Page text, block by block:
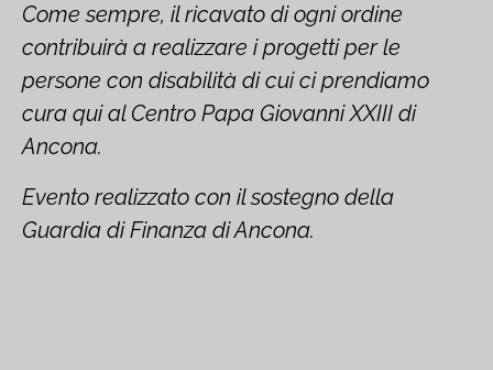
Come sempre, il ricavato di ogni ordine
contribuirà a realizzare i progetti per le
persone con disabilità di cui ci prendiamo
cura qui al Centro Papa Giovanni XXIII di
Ancona.
Evento realizzato con il sostegno della
Guardia di Finanza di Ancona.